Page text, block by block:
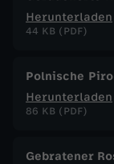
Herunterladen
44 KB (PDF)
Polnische
Herunterladen
86 KB (PDF)
Gebratener